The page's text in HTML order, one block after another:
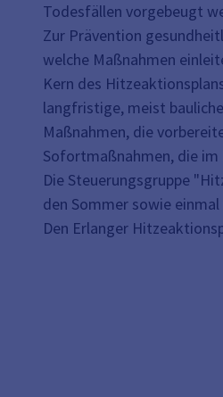
Todesfällen vorgebeugt
Zur Prävention
welche Maßnahmen
Kern des
langfristige, meist
Maßnahmen, die
Sofortmaßnahmen, die
Die Steuerungsgruppe
den Sommer sowie
Den Erlanger